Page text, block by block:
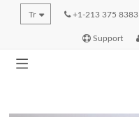
Tr +1-213 375 8383
Support